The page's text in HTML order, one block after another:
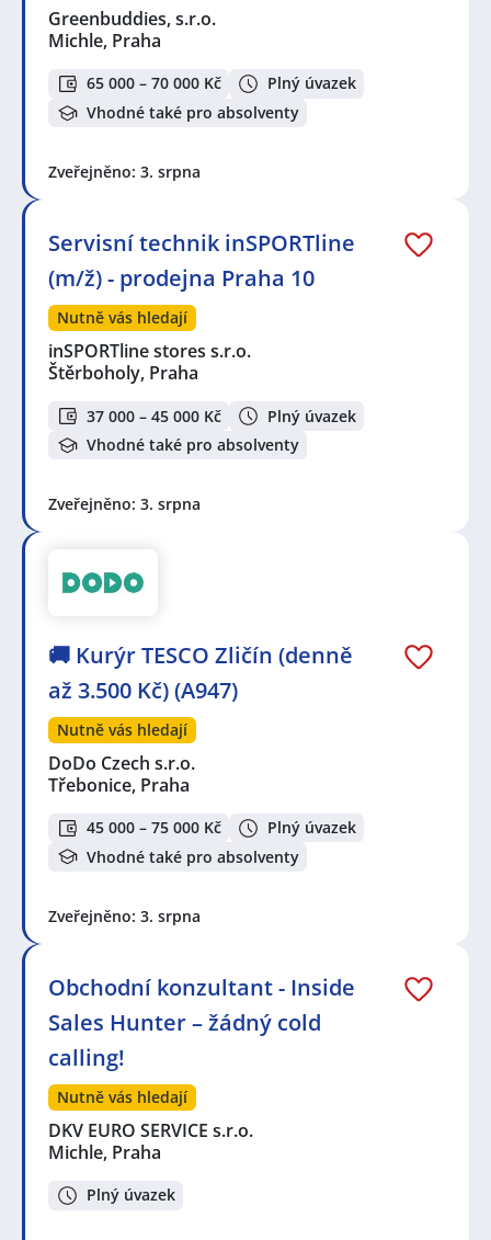
Greenbuddies, s.r.o.
Michle, Praha
65 000 – 70 000 Kč
Plný úvazek
Vhodné také pro absolventy
Zveřejněno: 3. srpna
Servisní technik inSPORTline
(m/ž) - prodejna Praha 10
Nutně vás hledají
inSPORTline stores s.r.o.
Štěrboholy, Praha
37 000 – 45 000 Kč
Plný úvazek
Vhodné také pro absolventy
Zveřejněno: 3. srpna
🚚 Kurýr TESCO Zličín (denně
až 3.500 Kč) (A947)
Nutně vás hledají
DoDo Czech s.r.o.
Třebonice, Praha
45 000 – 75 000 Kč
Plný úvazek
Vhodné také pro absolventy
Zveřejněno: 3. srpna
Obchodní konzultant - Inside
Sales Hunter – žádný cold
calling!
Nutně vás hledají
DKV EURO SERVICE s.r.o.
Michle, Praha
Plný úvazek